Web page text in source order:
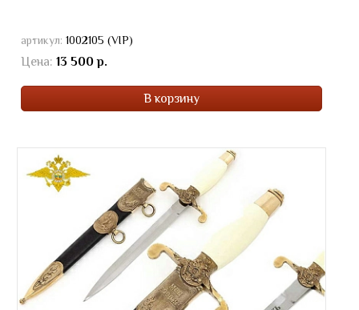
артикул: 1002105 (VIP)
Цена: 13 500 р.
В корзину